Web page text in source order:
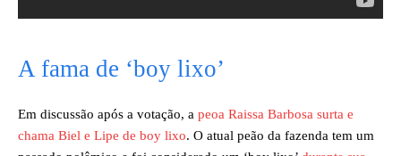
A fama de ‘boy lixo’
Em discussão após a votação, a peoa Raissa Barbosa surta e
chama Biel e Lipe de boy lixo. O atual peão da fazenda tem um